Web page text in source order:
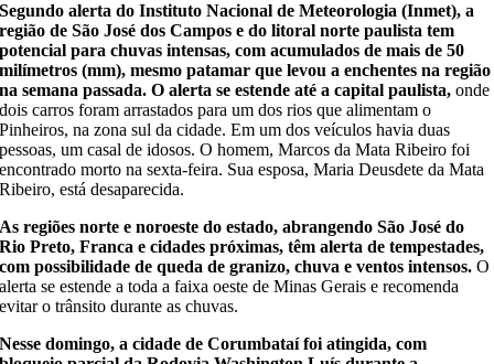
Segundo alerta do Instituto Nacional de Meteorologia (Inmet), a
região de São José dos Campos e do litoral norte paulista tem
potencial para chuvas intensas, com acumulados de mais de 50
milímetros (mm), mesmo patamar que levou a enchentes na região
na semana passada. O alerta se estende até a capital paulista, onde
dois carros foram arrastados para um dos rios que alimentam o
Pinheiros, na zona sul da cidade. Em um dos veículos havia duas
pessoas, um casal de idosos. O homem, Marcos da Mata Ribeiro foi
encontrado morto na sexta-feira. Sua esposa, Maria Deusdete da Mata
Ribeiro, está desaparecida.
As regiões norte e noroeste do estado, abrangendo São José do
Rio Preto, Franca e cidades próximas, têm alerta de tempestades,
com possibilidade de queda de granizo, chuva e ventos intensos. O
alerta se estende a toda a faixa oeste de Minas Gerais e recomenda
evitar o trânsito durante as chuvas.
Nesse domingo, a cidade de Corumbataí foi atingida, com